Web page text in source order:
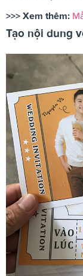
>>> Xem thêm:
Tạo nội dung